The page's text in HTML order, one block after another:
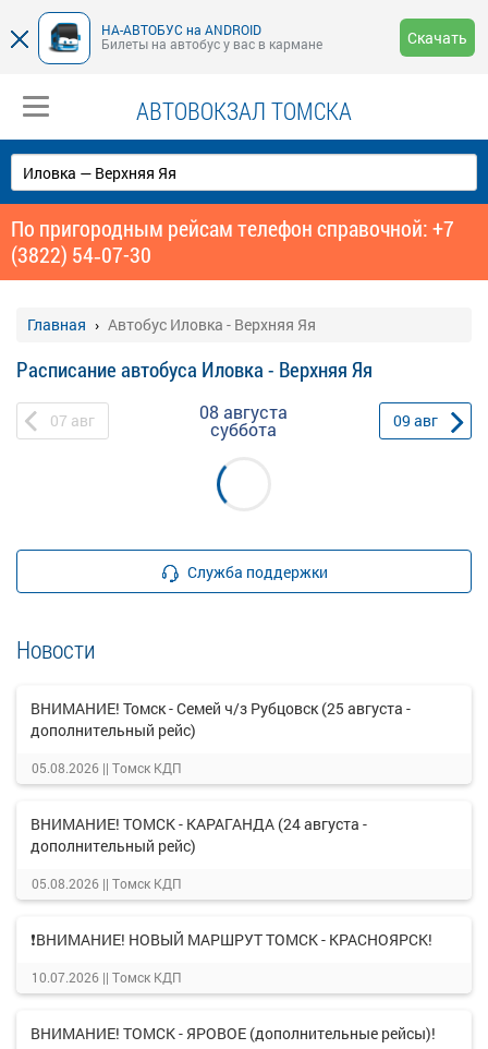
НА-АВТОБУС на ANDROID
Билеты на автобус у вас в кармане
Скачать
АВТОВОКЗАЛ ТОМСКА
По пригородным рейсам телефон справочной: +7
(3822) 54‑07-30
Главная Автобус Иловка - Верхняя Яя
Расписание автобуса Иловка - Верхняя Яя
07 авг 08 августа
суббота 09 авг
Служба поддержки
Новости
ВНИМАНИЕ! Томск - Семей ч/з Рубцовск (25 августа -
дополнительный рейс)
05.08.2026 || Томск КДП
ВНИМАНИЕ! ТОМСК - КАРАГАНДА (24 августа -
дополнительный рейс)
05.08.2026 || Томск КДП
❗ВНИМАНИЕ! НОВЫЙ МАРШРУТ ТОМСК - КРАСНОЯРСК!
10.07.2026 || Томск КДП
ВНИМАНИЕ! ТОМСК - ЯРОВОЕ (дополнительные рейсы)!